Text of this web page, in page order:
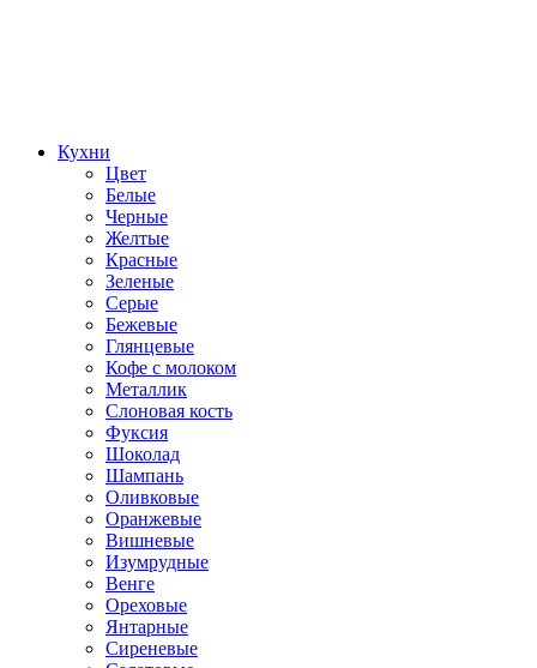
Кухни
Цвет
Белые
Черные
Желтые
Красные
Зеленые
Серые
Бежевые
Глянцевые
Кофе с молоком
Металлик
Слоновая кость
Фуксия
Шоколад
Шампань
Оливковые
Оранжевые
Вишневые
Изумрудные
Венге
Ореховые
Янтарные
Сиреневые